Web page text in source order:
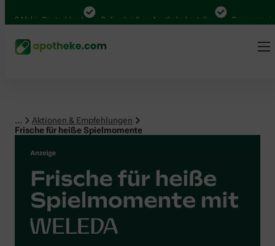
in Deutschland Online bei Ihrer Apotheke bestellen Bequem
...
Aktionen & Empfehlungen
Frische für heiße Spielmomente